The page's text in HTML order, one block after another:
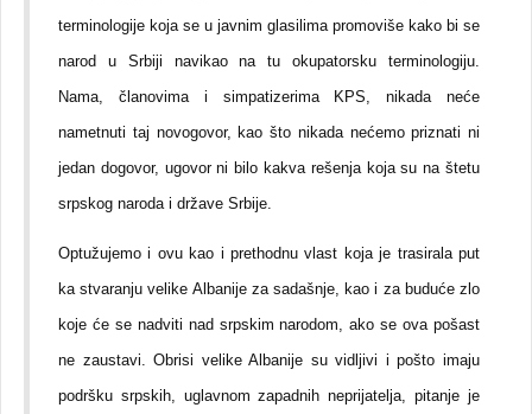
terminologije koja se u javnim glasilima promoviše kako bi se
narod u Srbiji navikao na tu okupatorsku terminologiju.
Nama, članovima i simpatizerima KPS, nikada neće
nametnuti taj novogovor, kao što nikada nećemo priznati ni
jedan dogovor, ugovor ni bilo kakva rešenja koja su na štetu
srpskog naroda i države Srbije.
Optužujemo i ovu kao i prethodnu vlast koja je trasirala put
ka stvaranju velike Albanije za sadašnje, kao i za buduće zlo
koje će se nadviti nad srpskim narodom, ako se ova pošast
ne zaustavi. Obrisi velike Albanije su vidljivi i pošto imaju
podršku srpskih, uglavnom zapadnih neprijatelja, pitanje je